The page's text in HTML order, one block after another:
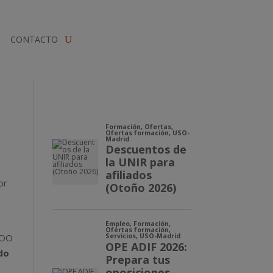
CONTACTO